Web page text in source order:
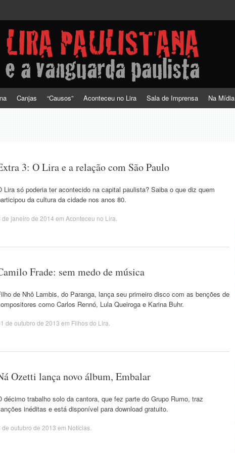
paulista
Canjas “Causos” Aconteceu no Lira Sala de Imprensa Na Mídia
3: O Lira e a relação com São Paulo
Lira só poderia ter acontecido na capital paulista? Saiba o que diz quem
da cultura da cidade nos anos 80.
de janeiro de 2014 em Aconteceu no Lira
Frade: sem medo de música
de Nhô Lambis, do Paranga, lança seu primeiro disco com as benções de
como Carlos Rennó, Lula Queiroga e Karina Buhr.
de outubro de 2013 em Filhos do Lira
Ozetti lança novo álbum, Embalar
décimo trabalho solo da cantora, que fez parte do Grupo Rumo, traz
inéditas e está disponível para download gratuito.
de outubro de 2013 em Notícias